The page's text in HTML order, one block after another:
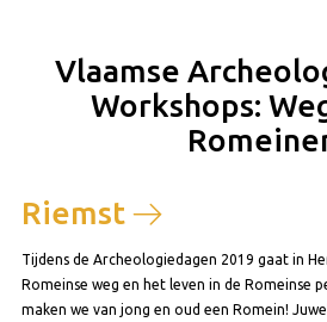
Contact
Pers
Gemeentes
Vlaamse
Workshops:
Riemst
Tijdens de Archeologiedagen 2019 gaat in
Romeinse weg en het leven in de Romeinse
maken we van jong en oud een Romein!